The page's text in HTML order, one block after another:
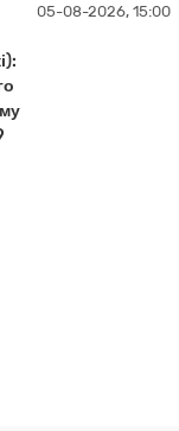
05-08-2026, 15:00